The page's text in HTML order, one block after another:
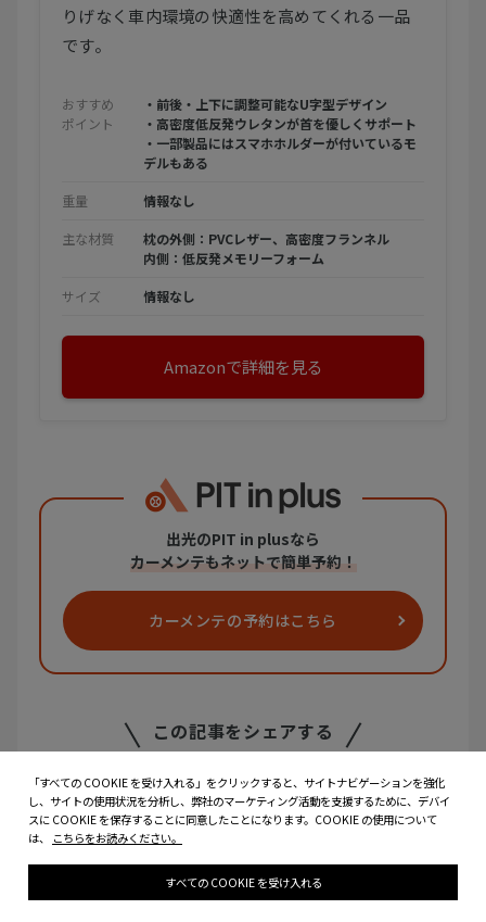
りげなく車内環境の快適性を高めてくれる一品
です。
おすすめ
ポイント
・前後・上下に調整可能なU字型デザイン
・高密度低反発ウレタンが首を優しくサポート
・一部製品にはスマホホルダーが付いているモ
デルもある
重量 情報なし
主な材質
枕の外側：PVCレザー、高密度フランネル
内側：低反発メモリーフォーム
サイズ 情報なし
Amazonで詳細を見る
出光のPIT in plusなら
カーメンテもネットで簡単予約！
カーメンテの予約はこちら
この記事をシェアする
「すべての COOKIE を受け入れる」をクリックすると、サイトナビゲーションを強化
し、サイトの使用状況を分析し、弊社のマーケティング活動を支援するために、デバイ
スに COOKIE を保存することに同意したことになります。COOKIE の使用について
は、
こちらをお読みください。
すべての COOKIE を受け入れる